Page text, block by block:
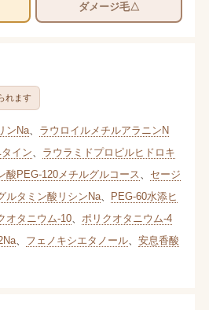
ダメージ毛△
れます
ンNa、 ラウロイルメチルアラニンN
イン
ラウラミドプロピルヒドロキ
酸PEG-120メチルグルコース
セージ
ルタミン酸リシンNa、 PEG-60水添ヒ
オタニウム-10、 ポリクオタニウム-4
、 フェノキシエタノール、 安息香酸